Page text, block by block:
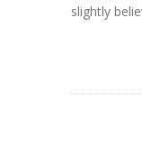
slightly